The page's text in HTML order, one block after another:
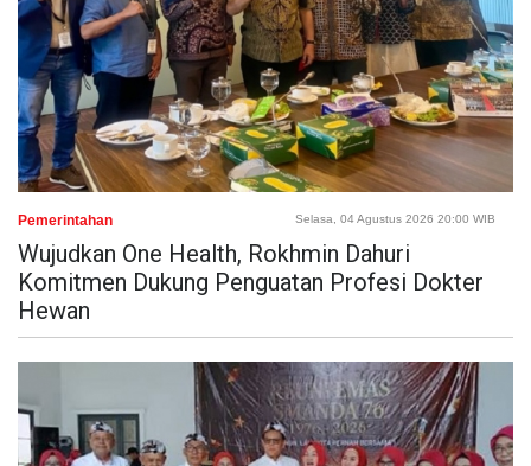
Pemerintahan Selasa, 04 Agustus 2026 20:00 WIB
Wujudkan One Health, Rokhmin Dahuri
Komitmen Dukung Penguatan Profesi Dokter
Hewan